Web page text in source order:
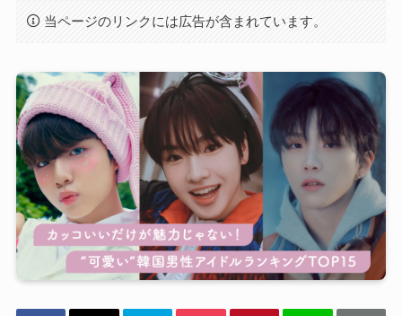
当ページのリンクには広告が含まれています。